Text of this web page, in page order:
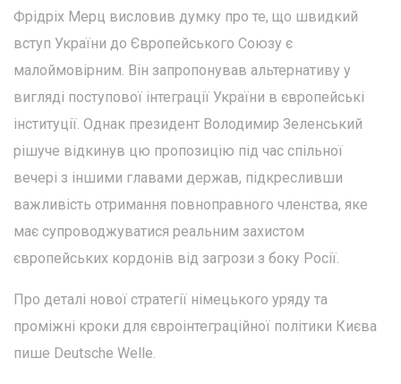
Фрідріх Мерц висловив думку про те, що швидкий
вступ України до Європейського Союзу є
малоймовірним. Він запропонував альтернативу у
вигляді поступової інтеграції України в європейські
інституції. Однак президент Володимир Зеленський
рішуче відкинув цю пропозицію під час спільної
вечері з іншими главами держав, підкресливши
важливість отримання повноправного членства, яке
має супроводжуватися реальним захистом
європейських кордонів від загрози з боку Росії.
Про деталі нової стратегії німецького уряду та
проміжні кроки для євроінтеграційної політики Києва
пише Deutsche Welle.